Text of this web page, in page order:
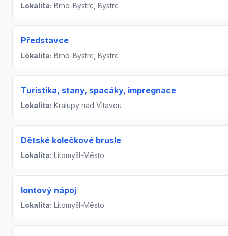
Lokalita: Brno-Bystrc, Bystrc
Představce
Lokalita: Brno-Bystrc, Bystrc
Turistika, stany, spacáky, impregnace
Lokalita: Kralupy nad Vltavou
Dětské kolečkové brusle
Lokalita: Litomyšl-Město
Iontový nápoj
Lokalita: Litomyšl-Město